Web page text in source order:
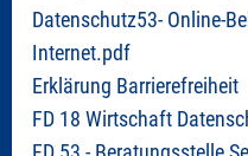
Datenschutz53- Online-
Internet.pdf
Erklärung Barrierefreiheit
FD 18 Wirtschaft